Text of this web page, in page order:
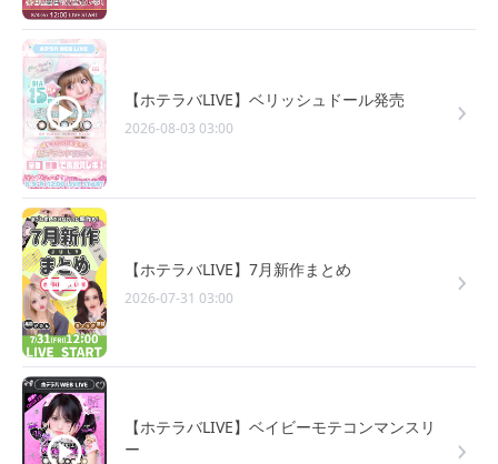
【ホテラバLIVE】ベリッシュドール発売
2026-08-03 03:00
【ホテラバLIVE】7月新作まとめ
2026-07-31 03:00
【ホテラバLIVE】ベイビーモテコンマンスリ
ー